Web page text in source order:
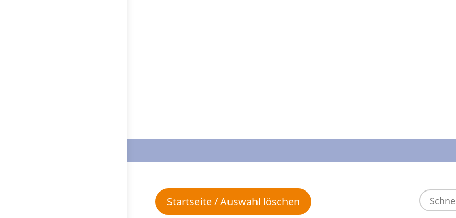
Startseite / Auswahl löschen